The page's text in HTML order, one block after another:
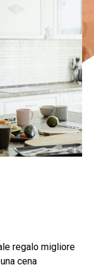
regalo migliore
cena